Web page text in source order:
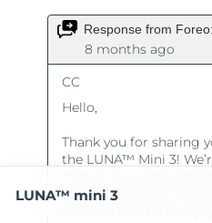
LUNA™ mini 3